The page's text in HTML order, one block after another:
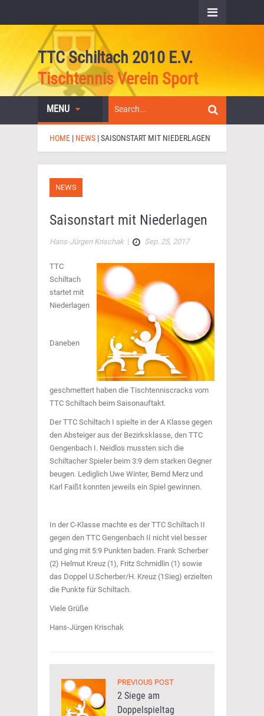
TTC Schiltach 2010 E.V.
Tischtennis Verein Sport
MENU
HOME | NEWS |SAISONSTART MIT NIEDERLAGEN
NEWS
Saisonstart mit Niederlagen
Hans-Jürgen Krischak| Sep. 25, 2017
TTC
Schiltach
startet mit
Niederlagen
Daneben
geschmettert haben die Tischtenniscracks vom
TTC Schiltach beim Saisonauftakt.
Der TTC Schiltach I spielte in der A Klasse gegen
den Absteiger aus der Bezirksklasse, den TTC
Gengenbach I. Neidlos mussten sich die
Schiltacher Spieler beim 3:9 dem starken Gegner
beugen. Lediglich Uwe Winter, Bernd Merz und
Karl Faißt konnten jeweils ein Spiel gewinnen.
In der C-Klasse machte es der TTC Schiltach II
gegen den TTC Gengenbach II nicht viel besser
und ging mit 5:9 Punkten baden. Frank Scherber
(2) Helmut Kreuz (1), Fritz Schmidlin (1) sowie
das Doppel U.Scherber/H. Kreuz (1Sieg) erzielten
die Punkte für Schiltach.
Viele Grüße
Hans-Jürgen Krischak
PREVIOUS POST
2 Siege am
Doppelspieltag